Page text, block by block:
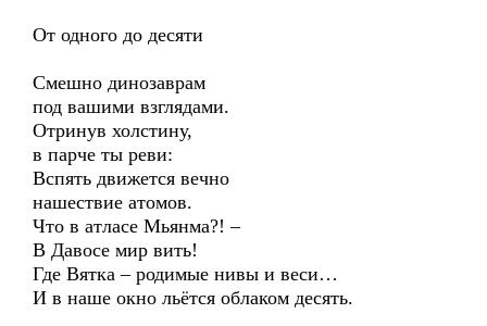
От одного до десяти
Смешно динозаврам
под вашими взглядами.
Отринув холстину,
в парче ты реви:
Вспять движется вечно
нашествие атомов.
Что в атласе Мьянма?! –
В Давосе мир вить!
Где Вятка – родимые нивы и веси…
И в наше окно льётся облаком десять.